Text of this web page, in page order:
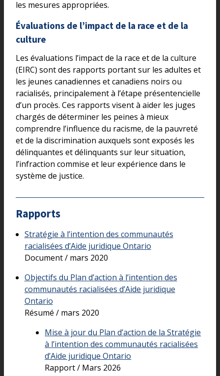
les mesures appropriées.
Évaluations de l’impact de la race et de la
culture
Les évaluations l’impact de la race et de la culture
(EIRC) sont des rapports portant sur les adultes et
les jeunes canadiennes et canadiens noirs ou
racialisés, principalement à l’étape présentencielle
d’un procès. Ces rapports visent à aider les juges
chargés de déterminer les peines à mieux
comprendre l’influence du racisme, de la pauvreté
et de la discrimination auxquels sont exposés les
délinquantes et délinquants sur leur situation,
l’infraction commise et leur expérience dans le
système de justice.
Rapports
Stratégie à l’intention des communautés
racialisées d’Aide juridique Ontario
Document / mars 2020
Objectifs du Plan d’action à l’intention des
communautés racialisées d’Aide juridique
Ontario
Résumé / mars 2020
Mise à jour du Plan d’action de la Stratégie
à l’intention des communautés racialisées
d’Aide juridique Ontario
Rapport / Mars 2026